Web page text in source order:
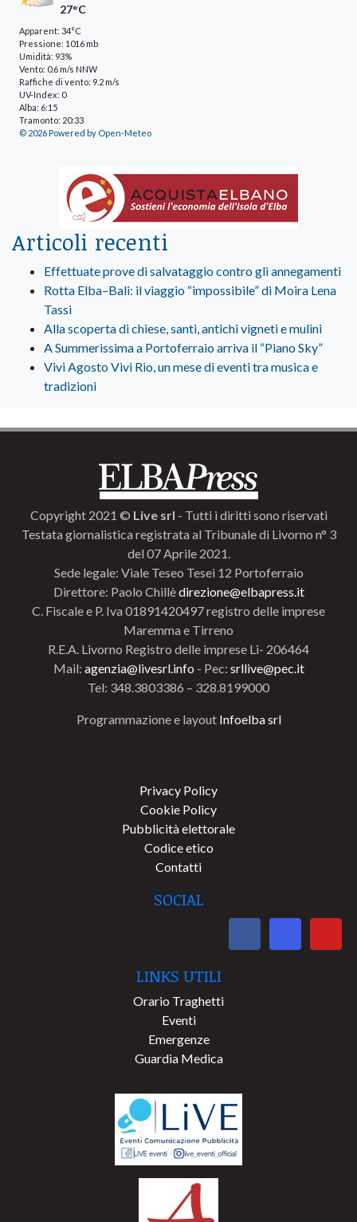
27°C
Apparent: 34°C
Pressione: 1016 mb
Umidità: 93%
Vento: 0.6 m/s NNW
Raffiche di vento: 9.2 m/s
UV-Index: 0
Alba: 6:15
Tramonto: 20:33
© 2026 Powered by Open-Meteo
Articoli recenti
Effettuate prove di salvataggio contro gli annegamenti
Rotta Elba–Bali: il viaggio “impossibile” di Moira Lena
Tassi
Alla scoperta di chiese, santi, antichi vigneti e mulini
A Summerissima a Portoferraio arriva il “Piano Sky”
Vivi Agosto Vivi Rio, un mese di eventi tra musica e
tradizioni
Copyright 2021 © Live srl - Tutti i diritti sono riservati
Testata giornalistica registrata al Tribunale di Livorno n° 3
del 07 Aprile 2021.
Sede legale: Viale Teseo Tesei 12 Portoferraio
Direttore: Paolo Chillèdirezione@elbapress.it
C. Fiscale e P. Iva 01891420497 registro delle imprese
Maremma e Tirreno
R.E.A. Livorno Registro delle imprese Li- 206464
Mail: agenzia@livesrl.info - Pec: srllive@pec.it
Tel: 348.3803386 – 328.8199000
Programmazione e layout Infoelba srl
Privacy Policy
Cookie Policy
Pubblicità elettorale
Codice etico
Contatti
SOCIAL
LINKS UTILI
Orario Traghetti
Eventi
Emergenze
Guardia Medica